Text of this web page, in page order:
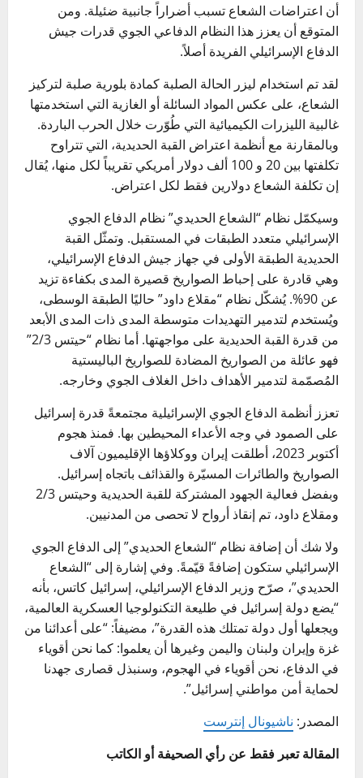
أن اعتراضات الشعاع تسبب أضراراً جانبية ضئيلة. ومن
المتوقع أن يعزز هذا النظام الدفاعي الجوي قدرات جيش
الدفاع الإسرائيلي الفريدة أصلاً.
لقد تم استخدام ليزر الحالة الصلبة كمادة بلورية صلبة لتركيز
الشعاع، على عكس المواد السائلة أو الغازية التي استخدمتها
غالبية الليزرات الكيميائية التي طُوّرت خلال الحرب الباردة.
وبالمقارنة مع أنظمة اعتراض القبة الحديدية، التي تتراوح
تكلفتها بين 20 و 100 ألف دولار أمريكي تقريباً لكل منها، يُقال
إن تكلفة الشعاع دولارين فقط لكل اعتراض.
وسيكمّل نظام “الشعاع الحديدي” نظام الدفاع الجوي
الإسرائيلي متعدد الطبقات في المستقبل. وتمثّل القبة
الحديدية الطبقة الأولى في جهاز جيش الدفاع الإسرائيلي،
وهي قادرة على إحباط الصواريخ قصيرة المدى بكفاءة تزيد
عن 90%. يُشكّل نظام “مقلاع داود” حاليًا الطبقة الوسطى،
ويُستخدم لتدمير التهديدات متوسطة المدى ذات المدى الأبعد
من قدرة القبة الحديدية على مواجهتها. أما نظام “حيتس 2/3”
فهو عائلة من الصواريخ المضادة للصواريخ الباليستية
المُصمّمة لتدمير الأهداف داخل الغلاف الجوي وخارجه.
تعزز أنظمة الدفاع الجوي الإسرائيلية مجتمعةً قدرة إسرائيل
على الصمود في وجه الأعداء المحيطين بها. فمنذ هجوم
أكتوبر 2023، أطلقت إيران ووكلاؤها الإقليميون آلاف
الصواريخ والطائرات المسيّرة والقذائف باتجاه إسرائيل.
وبفضل فعالية الجهود المشتركة للقبة الحديدية وحيتس 2/3
ومقلاع داود، تم إنقاذ أرواح لا تحصى من المدنيين.
ولا شك أن إضافة نظام “الشعاع الحديدي” إلى الدفاع الجوي
الإسرائيلي ستكون إضافةً قيّمةً. وفي إشارة إلى “الشعاع
الحديدي”، صرّح وزير الدفاع الإسرائيلي، إسرائيل كاتس، بأنه
“يضع دولة إسرائيل في طليعة التكنولوجيا العسكرية العالمية،
ويجعلها أول دولة تمتلك هذه القدرة”، مضيفاً: “على أعدائنا من
غزة وإيران ولبنان واليمن وغيرها أن يعلموا: كما نحن أقوياء
في الدفاع، نحن أقوياء في الهجوم، وسنبذل قصارى جهدنا
لحماية أمن مواطني إسرائيل”.
المصدر: ناشيونال إنترست
المقالة تعبر فقط عن رأي الصحيفة أو الكاتب